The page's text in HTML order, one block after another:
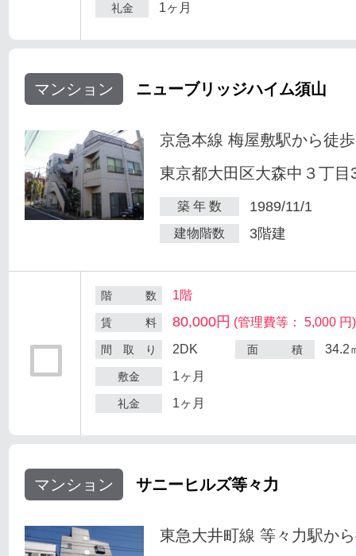
礼金 1ヶ月
マンション ニューブリッジハイム須山
京急本線 梅屋敷駅から徒
東京都大田区大森中３丁目
築 年 数 1989/11/1
建物階数 3階建
階 数 1階
賃 料 80,000円 (管理費等： 5,000 円)
間 取 り 2DK 面 積 34.2
敷金 1ヶ月
礼金 1ヶ月
マンション サニーヒルズ等々力
東急大井町線 等々力駅か